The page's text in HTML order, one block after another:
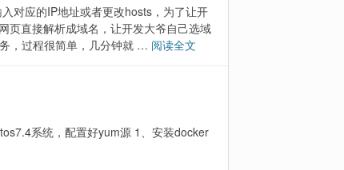
对应的IP地址或者更改hosts，为了让开
页直接解析成域名，让开发大爷自己选域
，过程很简单，几分钟就 … 阅读全文
系统，配置好yum源 1、安装docker